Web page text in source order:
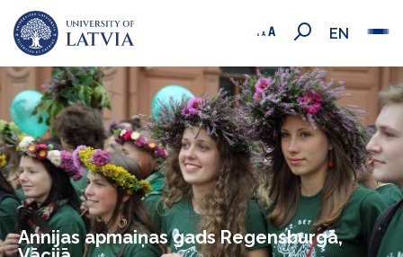
EN
Annijas apmaiņas gads Regensburgā,